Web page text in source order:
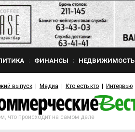
ФИНАНСЫ НЕДВИЖИМОСТЬ
выпуск Медиа Кто есть кто Интервью
что происходит на самом деле